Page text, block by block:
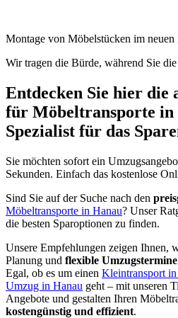
Montage von Möbelstücken im neuen
Wir tragen die Bürde, während Sie
Entdecken Sie hier die
für Möbeltransporte in
Spezialist für das
Sie möchten sofort ein
Sekunden. Einfach das kostenlose
Sind Sie auf der Suche nach den
Möbeltransporte in Hanau? Unser
die besten Sparoptionen zu finden.
Unsere Empfehlungen zeigen Ihnen,
Planung und flexible Umzugstermine
Egal, ob es um einen Kleintransport in
Umzug in Hanau geht – mit unseren
Angebote und gestalten Ihren
kostengünstig und effizient.